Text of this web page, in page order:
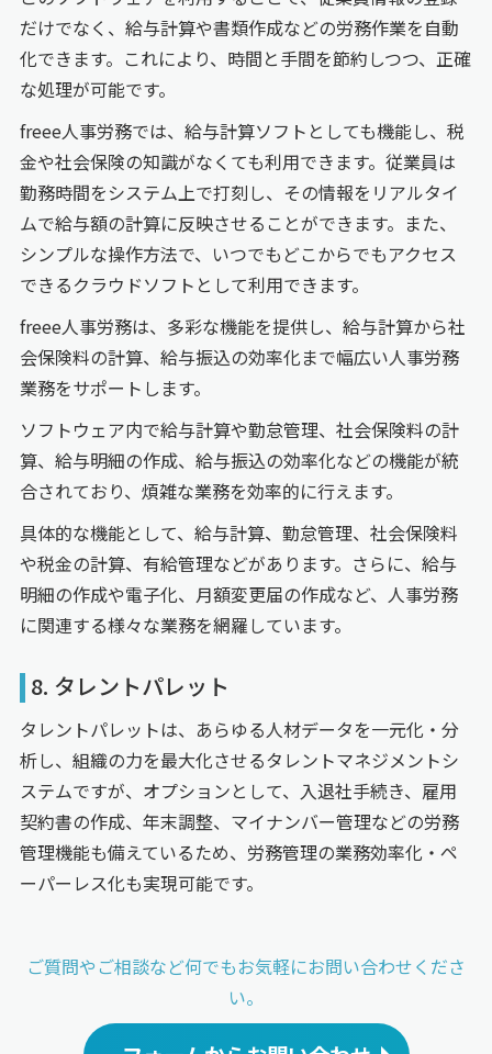
だけでなく、給与計算や書類作成などの労務作業を自動
化できます。これにより、時間と手間を節約しつつ、正確
な処理が可能です。
freee人事労務では、給与計算ソフトとしても機能し、税
金や社会保険の知識がなくても利用できます。従業員は
勤務時間をシステム上で打刻し、その情報をリアルタイ
ムで給与額の計算に反映させることができます。また、
シンプルな操作方法で、いつでもどこからでもアクセス
できるクラウドソフトとして利用できます。
freee人事労務は、多彩な機能を提供し、給与計算から社
会保険料の計算、給与振込の効率化まで幅広い人事労務
業務をサポートします。
ソフトウェア内で給与計算や勤怠管理、社会保険料の計
算、給与明細の作成、給与振込の効率化などの機能が統
合されており、煩雑な業務を効率的に行えます。
具体的な機能として、給与計算、勤怠管理、社会保険料
や税金の計算、有給管理などがあります。さらに、給与
明細の作成や電子化、月額変更届の作成など、人事労務
に関連する様々な業務を網羅しています。
8. タレントパレット
タレントパレットは、あらゆる人材データを一元化・分
析し、組織の力を最大化させるタレントマネジメントシ
ステムですが、オプションとして、入退社手続き、雇用
契約書の作成、年末調整、マイナンバー管理などの労務
管理機能も備えているため、労務管理の業務効率化・ペ
ーパーレス化も実現可能です。
ご質問やご相談など何でもお気軽にお問い合わせくださ
い。